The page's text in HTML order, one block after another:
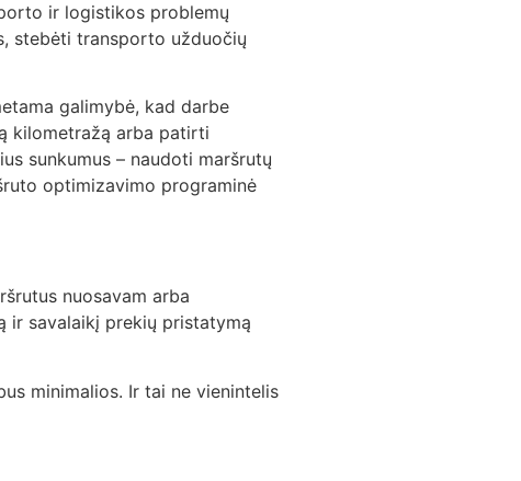
ir logistikos problemų
stebėti transporto užduočių
galimybė, kad darbe
kilometražą arba patirti
sunkumus – naudoti maršrutų
optimizavimo programinė
nuosavam arba
ir savalaikį prekių pristatymą
minimalios. Ir tai ne vienintelis